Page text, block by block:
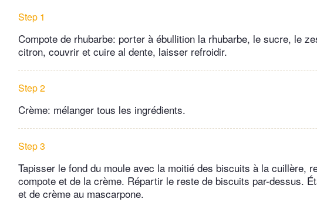
Step 1
Compote de rhubarbe: porter à ébullition la rhubarbe, le sucre, le
citron, couvrir et cuire al dente, laisser refroidir.
Step 2
Crème: mélanger tous les ingrédients.
Step 3
Tapisser le fond du moule avec la moitié des biscuits à la cuillère,
compote et de la crème. Répartir le reste de biscuits par-dessus.
et de crème au mascarpone.